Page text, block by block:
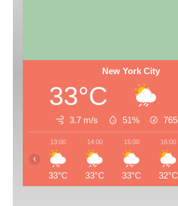
New York City
33°C
3.7 m/s 51% 765
13:00
33°C
14:00
33°C
15:00
33°C
16:00
32°C
‹